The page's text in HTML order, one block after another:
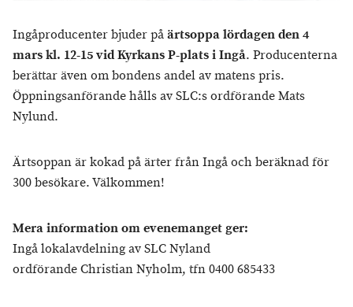
Ingåproducenter bjuder påärtsoppa lördagen den 4
mars kl. 12-15 vid Kyrkans P-plats i Ingå. Producenterna
berättar även om bondens andel av matens pris.
Öppningsanförande hålls av SLC:s ordförande Mats
Nylund.
Ärtsoppan är kokad på ärter från Ingå och beräknad för
300 besökare. Välkommen!
Mera information om evenemanget ger:
Ingå lokalavdelning av SLC Nyland
ordförande Christian Nyholm, tfn 0400 685433